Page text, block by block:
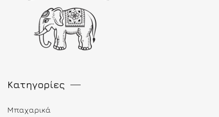
Κατηγορίες
Μπαχαρικά